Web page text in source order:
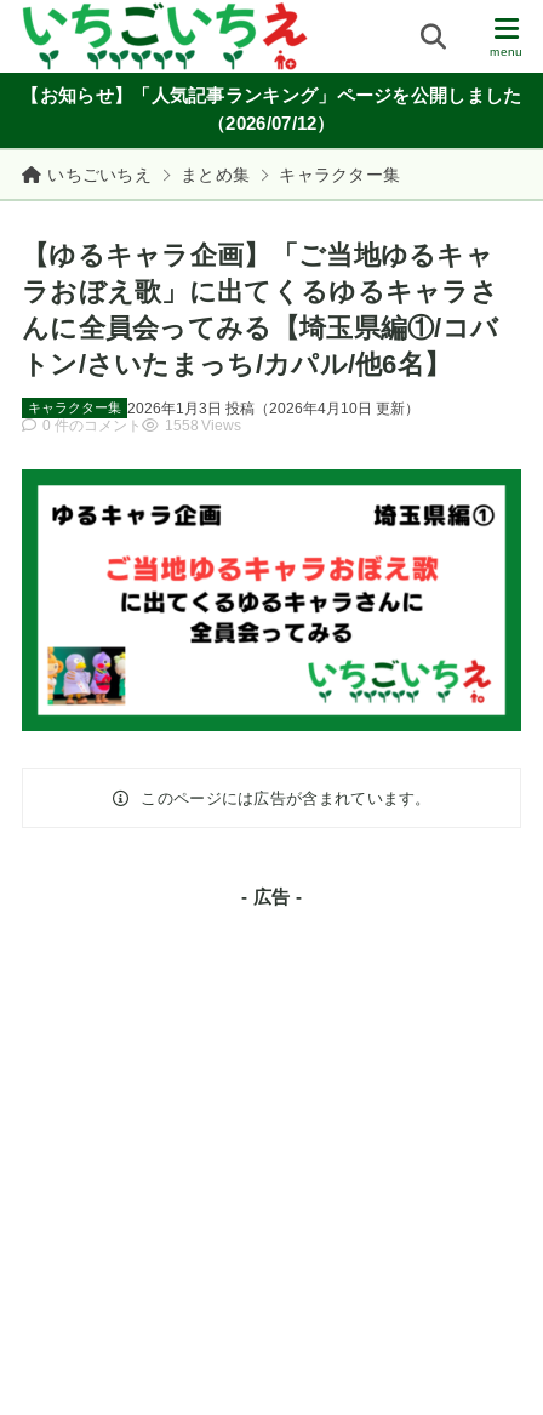
【お知らせ】「人気記事ランキング」ページを公開しました
（2026/07/12）
いちごいちえ まとめ集 キャラクター集
【ゆるキャラ企画】「ご当地ゆるキャ
ラおぼえ歌」に出てくるゆるキャラさ
んに全員会ってみる【埼玉県編①/コバ
トン/さいたまっち/カパル/他6名】
2026年1月3日 投稿（2026年4月10日 更新）
キャラクター集
0 件のコメント 1558 Views
このページには広告が含まれています。
- 広告 -